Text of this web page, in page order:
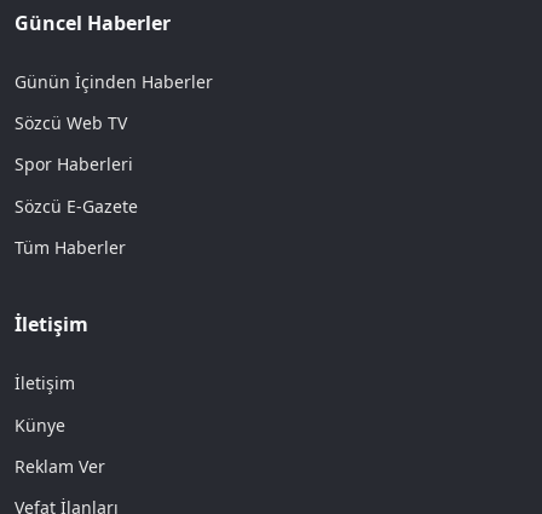
Güncel Haberler
Günün İçinden Haberler
Sözcü Web TV
Spor Haberleri
Sözcü E-Gazete
Tüm Haberler
İletişim
İletişim
Künye
Reklam Ver
Vefat İlanları